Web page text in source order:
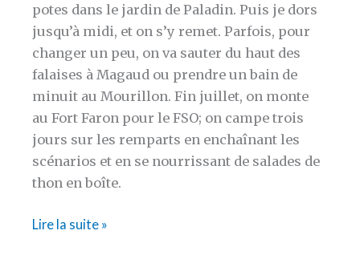
potes dans le jardin de Paladin. Puis je dors
jusqu’à midi, et on s’y remet. Parfois, pour
changer un peu, on va sauter du haut des
falaises à Magaud ou prendre un bain de
minuit au Mourillon. Fin juillet, on monte
au Fort Faron pour le FSO; on campe trois
jours sur les remparts en enchaînant les
scénarios et en se nourrissant de salades de
thon en boîte.
Summertime
Lire la suite »